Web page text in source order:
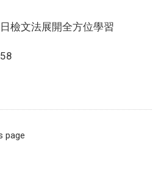
檢文法展開全方位學習
page